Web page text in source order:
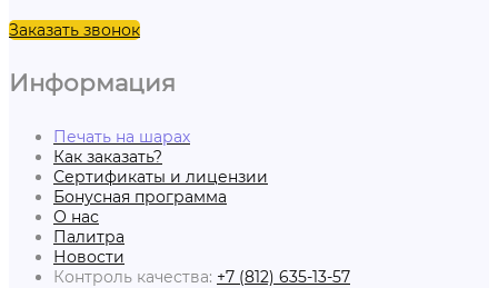
Заказать звонок
Информация
Печать на шарах
Как заказать?
Сертификаты и лицензии
Бонусная программа
О нас
Палитра
Новости
Контроль качества: +7 (812) 635-13-57